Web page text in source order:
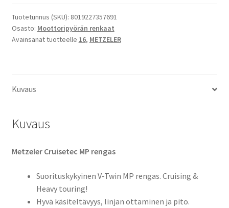
16
71H
TL
Tuotetunnus (SKU): 8019227357691
Osasto: Moottoripyörän renkaat
Avainsanat tuotteelle 16, METZELER
Kuvaus
Kuvaus
Metzeler Cruisetec MP rengas
Suorituskykyinen V-Twin MP rengas. Cruising &
Heavy touring!
Hyvä käsiteltävyys, linjan ottaminen ja pito.